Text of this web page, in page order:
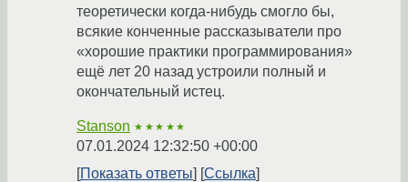
теоретически когда-нибудь смогло бы,
всякие конченные рассказыватели про
«хорошие практики программирования»
ещё лет 20 назад устроили полный и
окончательный истец.
Stanson ★★★★★
07.01.2024 12:32:50 +00:00
Показать ответы
Ссылка